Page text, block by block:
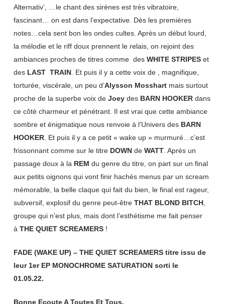
Alternativ’, …le chant des sirènes est très vibratoire,
fascinant… on est dans l’expectative. Dès les premières
notes…cela sent bon les ondes cultes. Après un début lourd,
la mélodie et le riff doux prennent le relais, on rejoint des
ambiances proches de titres comme des WHITE STRIPESet
des LAST TRAIN. Et puis il y a cette voix de , magnifique,
torturée, viscérale, un peu d’Alysson Mosshart mais surtout
proche de la superbe voix deJoeydes BARN HOOKERdans
ce côté charmeur et pénétrant. Il est vrai que cette ambiance
sombre et énigmatique nous renvoie à l’Univers des BARN
HOOKER. Et puis il y a ce petit « wake up » murmuré…c’est
frissonnant comme sur le titre DOWN de WATT. Après un
passage doux à la REM du genre du titre, on part sur un final
aux petits oignons qui vont finir hachés menus par un scream
mémorable, la belle claque qui fait du bien, le final est rageur,
subversif, explosif du genre peut-être THAT BLOND BITCH,
groupe qui n’est plus, mais dont l’esthétisme me fait penser
à THE QUIET SCREAMERS!
FADE (WAKE UP) – THE QUIET SCREAMERS titre issu de
leur 1er EP MONOCHROME SATURATION sorti le
01.05.22.
Bonne Ecoute A Toutes Et Tous.